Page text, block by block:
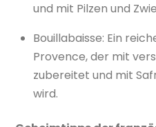
und mit Pilzen und
Bouillabaisse: Ein
Provence, der mit
zubereitet und mit
wird.